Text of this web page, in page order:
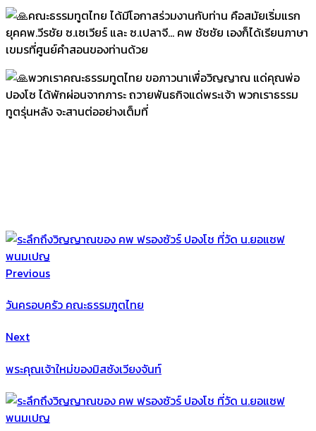
คณะธรรมทูตไทย ได้มีโอกาสร่วมงานกับท่าน คือสมัยเริ่มแรก
ยุคคพ.วีรชัย ซ.เซเวียร์ และ ซ.เปลาจี… คพ ชัชชัย เองก็ได้เรียนภาษา
เขมรที่ศูนย์คำสอนของท่านด้วย
พวกเราคณะธรรมทูตไทย ขอภาวนาเพื่อวิญญาณ แด่คุณพ่อ
ปองโซ ได้พักผ่อนจากภาระ ถวายพันธกิจแด่พระเจ้า พวกเราธรรม
ทูตรุ่นหลัง จะสานต่ออย่างเต็มที่
Previous
วันครอบครัว คณะธรรมฑูตไทย
Next
พระคุณเจ้าใหม่ของมิสซังเวียงจันท์